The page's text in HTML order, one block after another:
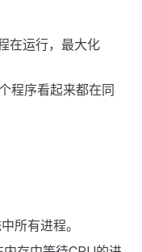
在运行，最大化
程序看起来都在同
所有进程。